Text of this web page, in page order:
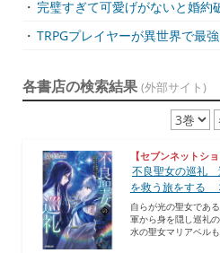
・ 完璧すぎて可愛げがないと婚約
・ TRPGプレイヤーが異世界で最
各書店の検索結果 (外部サイト)
【セブンネットシ
不良聖女の巡礼
を救う旅をする
自らが光の聖女であ
軍から身を隠し巡礼
水の聖女マリアベル